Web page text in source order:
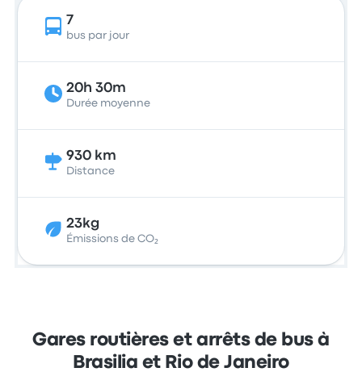
7
bus par jour
20h 30m
Durée moyenne
930 km
Distance
23kg
Émissions de CO₂
Gares routières et arrêts de bus à
Brasilia et Rio de Janeiro